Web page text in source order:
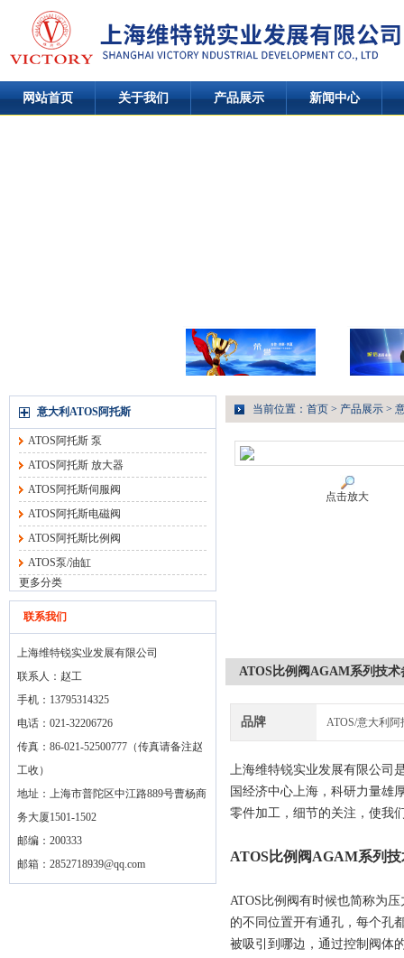
网站首页 关于我们 产品展示 新闻中心
意大利ATOS阿托斯
ATOS阿托斯 泵
ATOS阿托斯 放大器
ATOS阿托斯伺服阀
ATOS阿托斯电磁阀
ATOS阿托斯比例阀
ATOS泵/油缸
更多分类
联系我们
上海维特锐实业发展有限公司
联系人：赵工
手机：13795314325
电话：021-32206726
传真：86-021-52500777（传真请备注赵
工收）
地址：上海市普陀区中江路889号曹杨商
务大厦1501-1502
邮编：200333
邮箱： 2852718939@qq.com
当前位置： 首页 > 产品展示 >
点击放大
ATOS比例阀AGAM系列技术
品牌 ATOS/意大利阿
上海维特锐实业发展有限公司
国经济中心上海，科研力量雄
零件加工，细节的关注，使我
ATOS比例阀AGAM系列
ATOS比例阀有时候也简称为
的不同位置开有通孔，每个孔
被吸引到哪边，通过控制阀体